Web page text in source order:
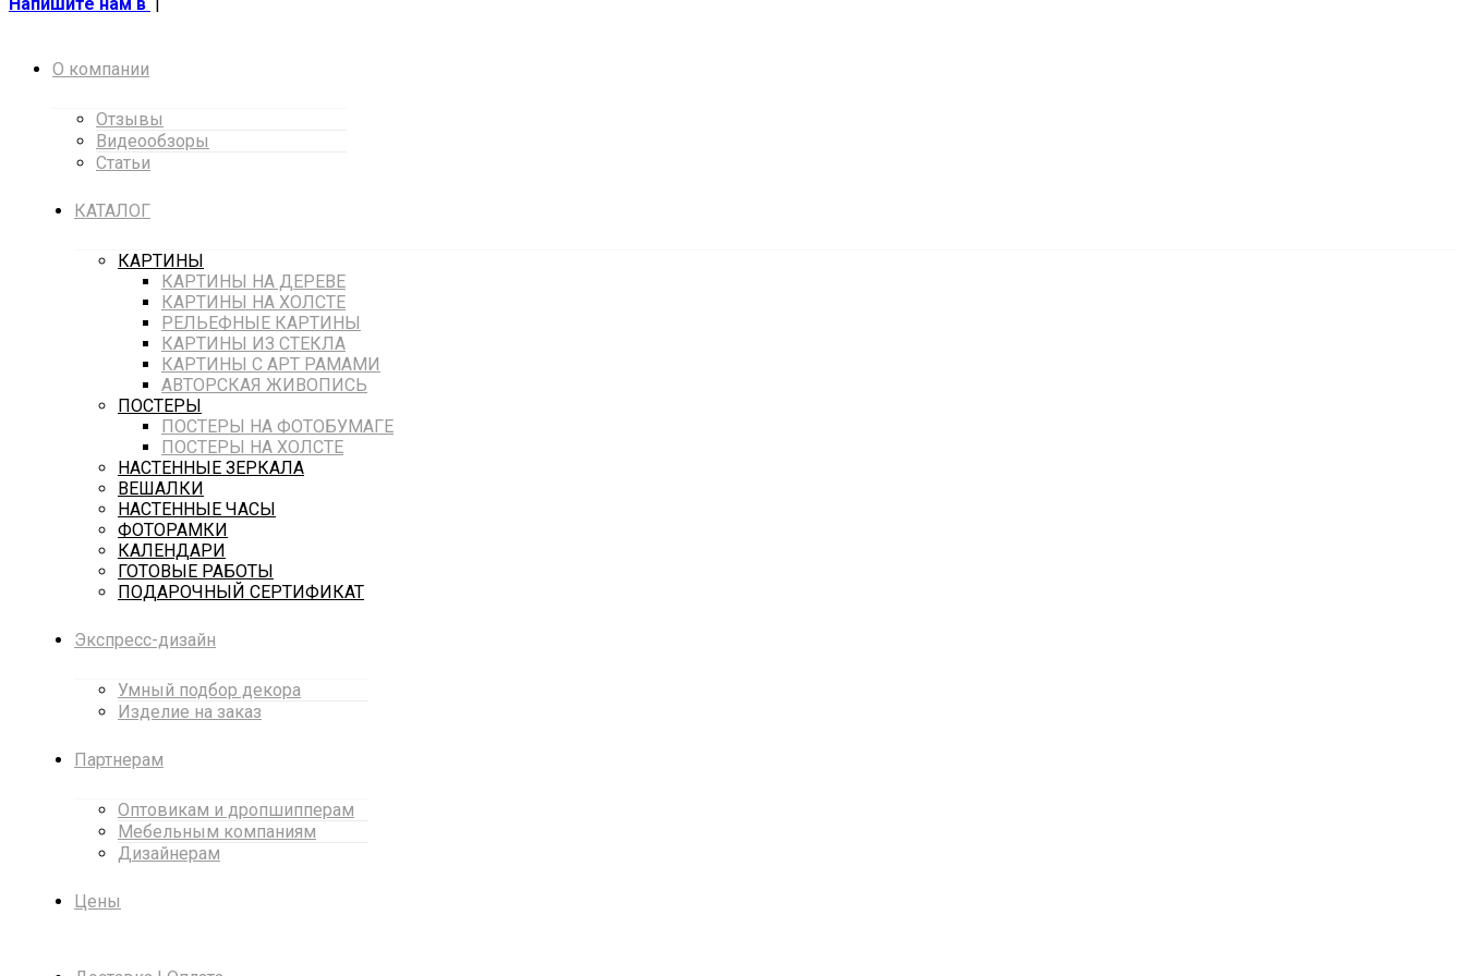
О компании
Отзывы
Видеообзоры
Статьи
КАТАЛОГ
КАРТИНЫ
КАРТИНЫ НА ДЕРЕВЕ
КАРТИНЫ НА ХОЛСТЕ
РЕЛЬЕФНЫЕ КАРТИНЫ
КАРТИНЫ ИЗ СТЕКЛА
КАРТИНЫ С АРТ РАМАМИ
АВТОРСКАЯ ЖИВОПИСЬ
ПОСТЕРЫ
ПОСТЕРЫ НА ФОТОБУМАГЕ
ПОСТЕРЫ НА ХОЛСТЕ
НАСТЕННЫЕ ЗЕРКАЛА
ВЕШАЛКИ
НАСТЕННЫЕ ЧАСЫ
ФОТОРАМКИ
КАЛЕНДАРИ
ГОТОВЫЕ РАБОТЫ
ПОДАРОЧНЫЙ СЕРТИФИКАТ
Экспресс-дизайн
Умный подбор декора
Изделие на заказ
Партнерам
Оптовикам и дропшипперам
Мебельным компаниям
Дизайнерам
Цены